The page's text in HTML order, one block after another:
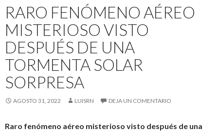
RARO FENÓMENO AÉREO
MISTERIOSO VISTO
DESPUÉS DE UNA
TORMENTA SOLAR
SORPRESA
AGOSTO 31, 2022 LUISRN DEJA UN COMENTARIO
Raro fenómeno aéreo misterioso visto después de una